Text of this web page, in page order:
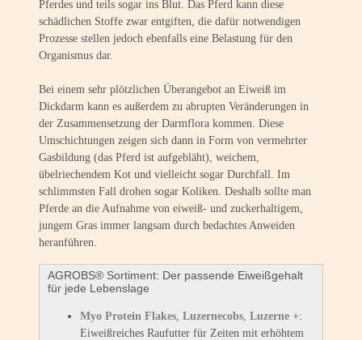
Pferdes und teils sogar ins Blut. Das Pferd kann diese
schädlichen Stoffe zwar entgiften, die dafür notwendigen
Prozesse stellen jedoch ebenfalls eine Belastung für den
Organismus dar.
Bei einem sehr plötzlichen Überangebot an Eiweiß im
Dickdarm kann es außerdem zu abrupten Veränderungen in
der Zusammensetzung der Darmflora kommen. Diese
Umschichtungen zeigen sich dann in Form von vermehrter
Gasbildung (das Pferd ist aufgebläht), weichem,
übelriechendem Kot und vielleicht sogar Durchfall. Im
schlimmsten Fall drohen sogar Koliken. Deshalb sollte man
Pferde an die Aufnahme von eiweiß- und zuckerhaltigem,
jungem Gras immer langsam durch bedachtes Anweiden
heranführen.
AGROBS® Sortiment: Der passende Eiweißgehalt
für jede Lebenslage
Myo Protein Flakes Luzernecobs Luzerne +:
Eiweißreiches Raufutter für Zeiten mit erhöhtem